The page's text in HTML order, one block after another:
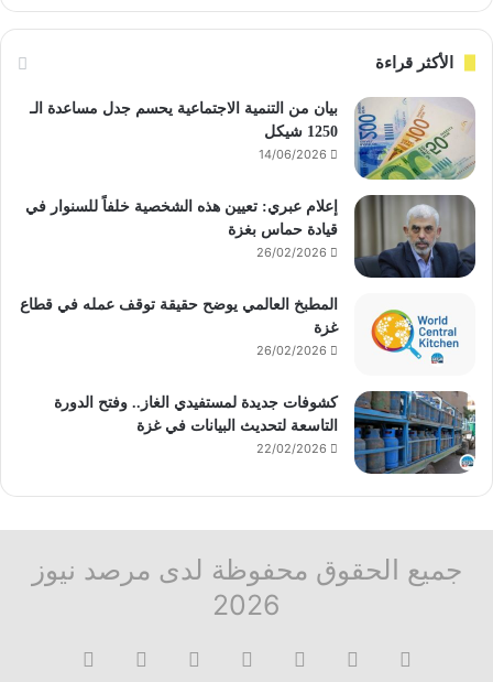
الأكثر قراءة
بيان من التنمية الاجتماعية يحسم جدل مساعدة الـ
1250 شيكل
14/06/2026
إعلام عبري: تعيين هذه الشخصية خلفاً للسنوار في
قيادة حماس بغزة
26/02/2026
المطبخ العالمي يوضح حقيقة توقف عمله في قطاع
غزة
26/02/2026
كشوفات جديدة لمستفيدي الغاز.. وفتح الدورة
التاسعة لتحديث البيانات في غزة
22/02/2026
جميع الحقوق محفوظة لدى مرصد نيوز
2026
فيسبوك تيلقرام واتساب